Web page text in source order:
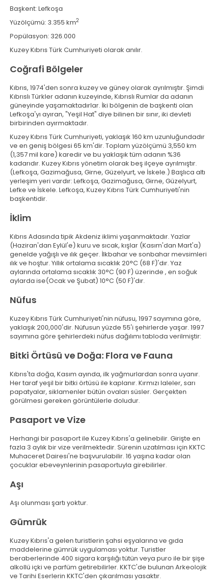
Başkent: Lefkoşa
Yüzölçümü: 3.355 km2
Popülasyon: 326.000
Kuzey Kıbrıs Türk Cumhuriyeti olarak anılır.
Coğrafi Bölgeler
Kıbrıs, 1974'den sonra kuzey ve güney olarak ayrılmıştır. Şimdi
Kıbrıslı Türkler adanın kuzeyinde, Kıbrıslı Rumlar da adanın
güneyinde yaşamaktadırlar. İki bölgenin de başkenti olan
Lefkoşa'yı ayıran, "Yeşil Hat" diye bilinen bir sınır, iki devleti
birbirinden ayırmaktadır.
Kuzey Kıbrıs Türk Cumhuriyeti, yaklaşık 160 km uzunluğundadır
ve en geniş bölgesi 65 km'dir. Toplam yüzölçümü 3,550 km
(1,357 mil kare) karedir ve bu yaklaşık tüm adanın %36
kadarıdır. Kuzey Kıbrıs yönetim olarak beş ilçeye ayrılmıştır.
(Lefkoşa, Gazimağusa, Girne, Güzelyurt, ve İskele.) Başlıca altı
yerleşim yeri vardır: Lefkoşa, Gazimağusa, Girne, Güzelyurt,
Lefke ve İskele. Lefkoşa, Kuzey Kıbrıs Türk Cumhuriyeti'nin
başkentidir.
İklim
Kıbrıs Adasında tipik Akdeniz iklimi yaşanmaktadır. Yazlar
(Haziran'dan Eylül'e) kuru ve sıcak, kışlar (Kasım'dan Mart'a)
genelde yağışlı ve ılık geçer. İlkbahar ve sonbahar mevsimleri
ılık ve hoştur. Yıllık ortalama sıcaklık 20°C (68 F)'dır. Yaz
aylarında ortalama sıcaklık 30°C (90 F) üzerinde , en soğuk
aylarda ise(Ocak ve Şubat) 10°C (50 F)'dır.
Nüfus
Kuzey Kıbrıs Türk Cumhuriyeti'nin nüfusu, 1997 sayımına göre,
yaklaşık 200,000'dir. Nüfusun yüzde 55'i şehirlerde yaşar. 1997
sayımına göre şehirlerdeki nüfus dağılımı tabloda verilmiştir:
Bitki Örtüsü ve Doğa: Flora ve Fauna
Kıbrıs'ta doğa, Kasım ayında, ilk yağmurlardan sonra uyanır.
Her taraf yeşil bir bitki örtüsü ile kaplanır. Kırmızı laleler, sarı
papatyalar, siklamenler bütün ovaları süsler. Gerçekten
görülmesi gereken görüntülerle doludur.
Pasaport ve Vize
Herhangi bir pasaport ile Kuzey Kıbrıs'a gelinebilir. Girişte en
fazla 3 aylık bir vize verilmektedir. Sürenin uzatılması için KKTC
Muhaceret Dairesi'ne başvurulabilir. 16 yaşına kadar olan
çocuklar ebeveynlerinin pasaportuyla girebilirler.
Aşı
Aşı olunması şartı yoktur.
Gümrük
Kuzey Kıbrıs'a gelen turistlerin şahsi eşyalarına ve gıda
maddelerine gümrük uygulaması yoktur. Turistler
beraberlerinde 400 sigara karşılığı tütün veya puro ile bir şişe
alkollü içki ve parfüm getirebilirler. KKTC'de bulunan Arkeolojik
ve Tarihi Eserlerin KKTC'den çıkarılması yasaktır.